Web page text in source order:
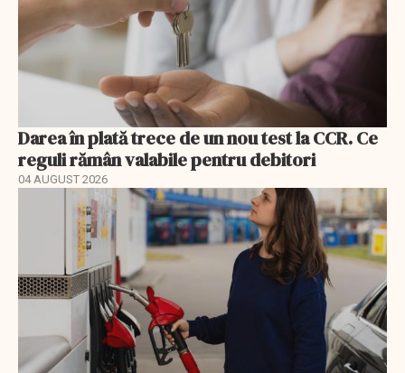
Darea în plată trece de un nou test la CCR. Ce
reguli rămân valabile pentru debitori
04 AUGUST 2026